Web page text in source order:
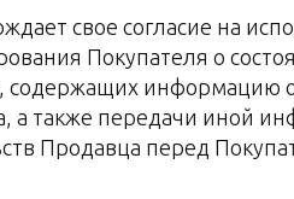
свое согласие на
Покупателя о
содержащих информацию
а также передачи иной
Продавца перед